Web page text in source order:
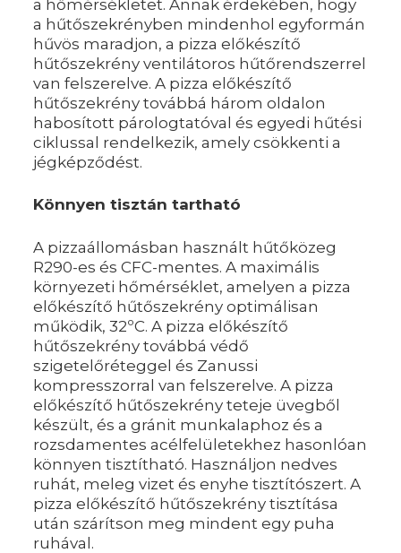
a hőmérsékletet. Annak érdekében, hogy
a hűtőszekrényben mindenhol egyformán
hűvös maradjon, a pizza előkészítő
hűtőszekrény ventilátoros hűtőrendszerrel
van felszerelve. A pizza előkészítő
hűtőszekrény továbbá három oldalon
habosított párologtatóval és egyedi hűtési
ciklussal rendelkezik, amely csökkenti a
jégképződést.
Könnyen tisztán tartható
A pizzaállomásban használt hűtőközeg
R290-es és CFC-mentes. A maximális
környezeti hőmérséklet, amelyen a pizza
előkészítő hűtőszekrény optimálisan
működik, 32ºC. A pizza előkészítő
hűtőszekrény továbbá védő
szigetelőréteggel és Zanussi
kompresszorral van felszerelve. A pizza
előkészítő hűtőszekrény teteje üvegből
készült, és a gránit munkalaphoz és a
rozsdamentes acélfelületekhez hasonlóan
könnyen tisztítható. Használjon nedves
ruhát, meleg vizet és enyhe tisztítószert. A
pizza előkészítő hűtőszekrény tisztítása
után szárítson meg mindent egy puha
ruhával.